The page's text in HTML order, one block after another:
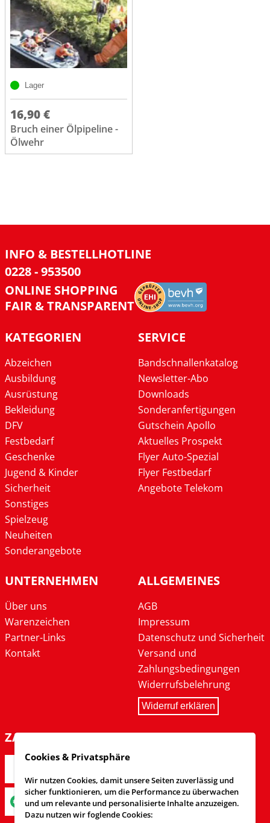
Lager
16,90 €
Bruch einer Ölpipeline -
Ölwehr
INFO & BESTELLHOTLINE
0228 - 953500
ONLINE SHOPPING
FAIR & TRANSPARENT
KATEGORIEN
Abzeichen
Ausbildung
Ausrüstung
Bekleidung
DFV
Festbedarf
Geschenke
Jugend & Kinder
Sicherheit
Sonstiges
Spielzeug
Neuheiten
Sonderangebote
SERVICE
Bandschnallenkatalog
Newsletter-Abo
Downloads
Sonderanfertigungen
Gutschein Apollo
Aktuelles Prospekt
Flyer Auto-Spezial
Flyer Festbedarf
Angebote Telekom
UNTERNEHMEN
Über uns
Warenzeichen
Partner-Links
Kontakt
ALLGEMEINES
AGB
Impressum
Datenschutz und Sicherheit
Versand und
Zahlungsbedingungen
Widerrufsbelehrung
Widerruf erklären
ZAHLARTEN
Cookies & Privatsphäre
Wir nutzen Cookies, damit unsere Seiten zuverlässig und
sicher funktionieren, um die Performance zu überwachen
und um relevante und personalisierte Inhalte anzuzeigen.
Dazu nutzen wir foglende Cookies: